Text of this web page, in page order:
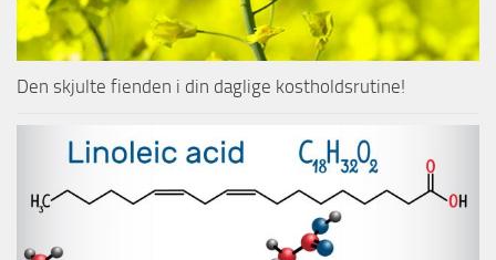
Den skjulte fienden i din daglige kostholdsrutine!